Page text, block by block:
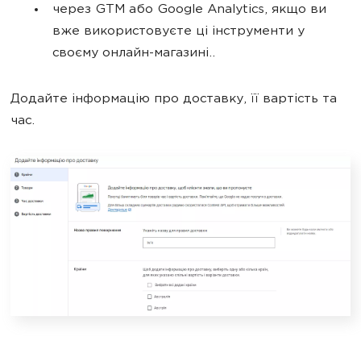
через GTM або Google Analytics, якщо ви
вже використовуєте ці інструменти у
своєму онлайн-магазині..
Додайте інформацію про доставку, її вартість та
час.